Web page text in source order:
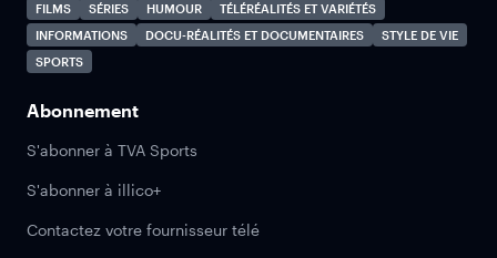
FILMS SÉRIES HUMOUR
TÉLÉRÉALITÉS ET VARIÉTÉS
INFORMATIONS
DOCU-RÉALITÉS ET DOCUMENTAIRES
STYLE DE VIE
SPORTS
Abonnement
S'abonner à TVA Sports
S'abonner à illico+
Contactez votre fournisseur télé